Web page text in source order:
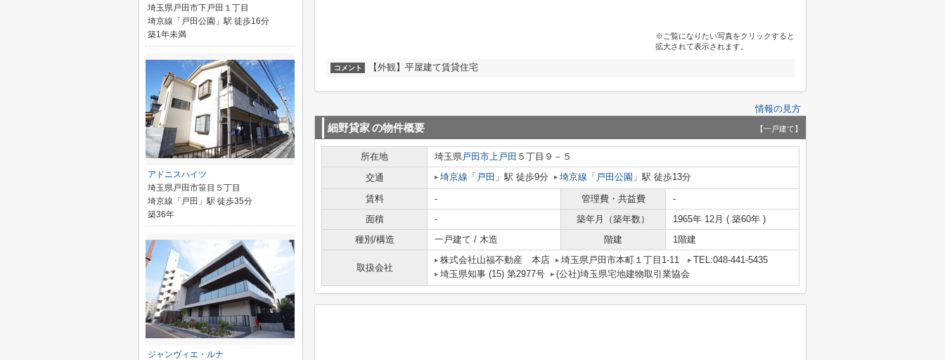
※ご覧になりたい写真をクリックすると
拡大されて表示されます。
コメント 【外観】平屋建て賃貸住宅
情報の見方
細野貸家の物件概要 【一戸建て】
所在地 埼玉県戸田市上戸田 ５丁目９－５
交通
埼京線 「 戸田 」駅 徒歩9分 埼京線 「 戸田公園 」駅 徒歩13分
賃料 - 管理費・共益費
-
面積
- 築年月（築年数）
1965年 12月 ( 築60年 )
種別/構造
一戸建て / 木造 階建 1階建
取扱会社
株式会社山福不動産 本店 埼玉県戸田市本町１丁目1-11
TEL:048-441-5435
埼玉県知事 (15) 第2977号
(公社)埼玉県宅地建物取引業協会
埼玉県戸田市下戸田１丁目
埼京線「戸田公園」駅 徒歩16分
築1年未満
アドニスハイツ
埼玉県戸田市笹目５丁目
埼京線「戸田」駅 徒歩35分
築36年
ジャンヴィエ・ルナ